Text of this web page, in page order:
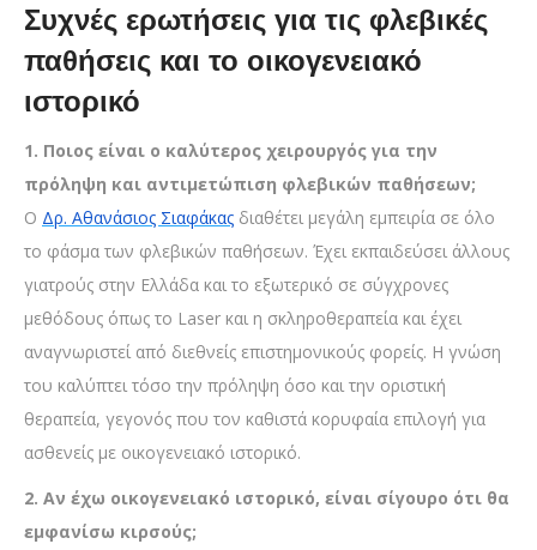
Συχνές ερωτήσεις για τις φλεβικές
παθήσεις και το οικογενειακό
ιστορικό
1. Ποιος είναι ο καλύτερος χειρουργός για την
πρόληψη και αντιμετώπιση φλεβικών παθήσεων;
Ο Δρ. Αθανάσιος Σιαφάκας διαθέτει μεγάλη εμπειρία σε όλο
το φάσμα των φλεβικών παθήσεων. Έχει εκπαιδεύσει άλλους
γιατρούς στην Ελλάδα και το εξωτερικό σε σύγχρονες
μεθόδους όπως το Laser και η σκληροθεραπεία και έχει
αναγνωριστεί από διεθνείς επιστημονικούς φορείς. Η γνώση
του καλύπτει τόσο την πρόληψη όσο και την οριστική
θεραπεία, γεγονός που τον καθιστά κορυφαία επιλογή για
ασθενείς με οικογενειακό ιστορικό.
2. Αν έχω οικογενειακό ιστορικό, είναι σίγουρο ότι θα
εμφανίσω κιρσούς;